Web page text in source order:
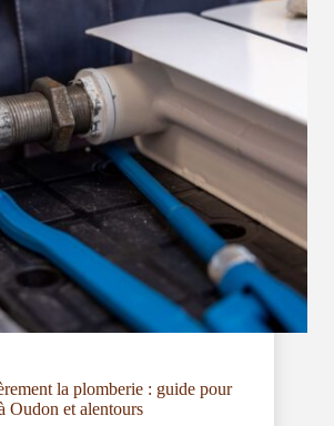
la plomberie : guide pour
Oudon et alentours